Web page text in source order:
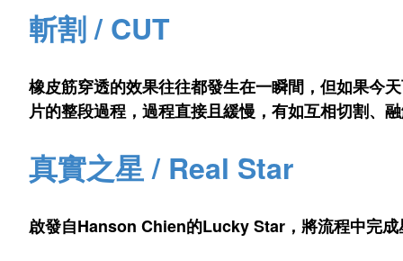
斬割 / CUT
橡皮筋穿透的效果往往都發生在一瞬間，但如果今
片的整段過程，過程直接且緩慢，有如互相切割、
真實之星 / Real Star
啟發自Hanson Chien的Lucky Star，將流程中完